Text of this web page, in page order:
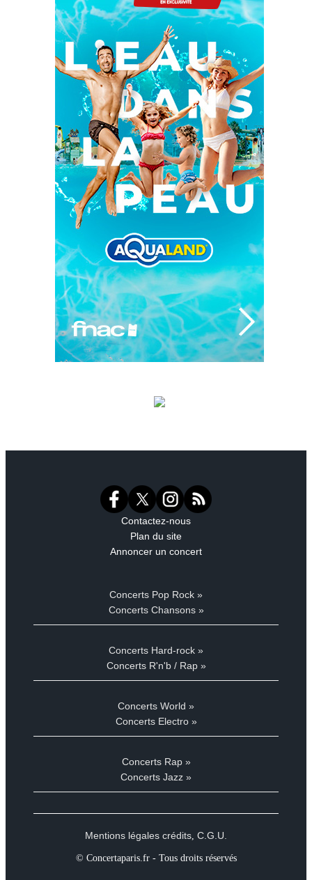
Contactez-nous
Plan du site
Annoncer un concert
Concerts Pop Rock »
Concerts Chansons »
Concerts Hard-rock »
Concerts R'n'b / Rap »
Concerts World »
Concerts Electro »
Concerts Rap »
Concerts Jazz »
Mentions légales crédits C.G.U.
© Concertaparis.fr - Tous droits réservés